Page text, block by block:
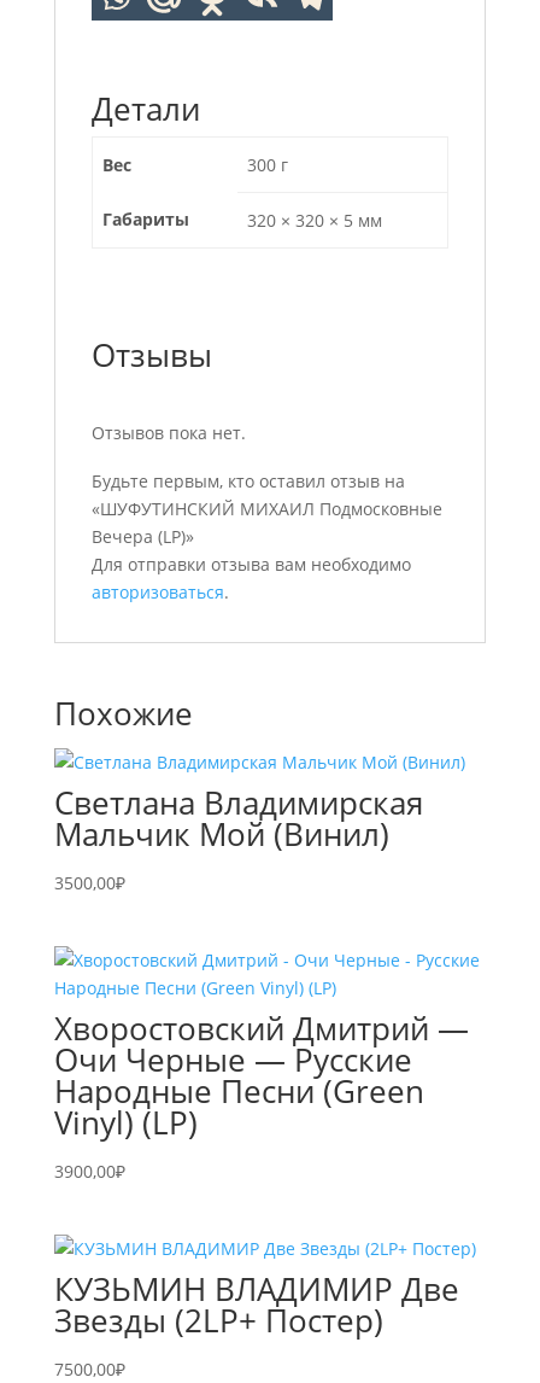
Детали
Вес 300 г
Габариты 320 × 320 × 5 мм
Отзывы
Отзывов пока нет.
Будьте первым, кто оставил отзыв на
«ШУФУТИНСКИЙ МИХАИЛ Подмосковные
Вечера (LP)»
Для отправки отзыва вам необходимо
авторизоваться.
Похожие
Светлана Владимирская
Мальчик Мой (Винил)
3500,00₽
Хворостовский Дмитрий —
Очи Черные — Русские
Народные Песни (Green
Vinyl) (LP)
3900,00₽
КУЗЬМИН ВЛАДИМИР Две
Звезды (2LP+ Постер)
7500,00₽